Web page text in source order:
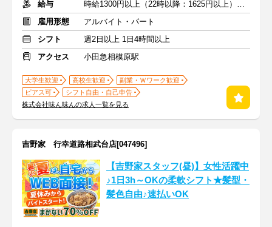
給与
時給1300円以上（22時以降：1625円以上）＋交通費支給
雇用形態
アルバイト・パート
シフト
週2日以上 1日4時間以上
アクセス
小田急相模原駅
大学生歓迎 高校生歓迎
副業・Ｗワーク歓迎
ピアス可
シフト自由・自己申告
株式会社味ん味んの求人一覧を見る
吉野家 行幸道路相武台店[047496]
【吉野家スタッフ(昼)】女性活躍中
♪1日3h～OKの柔軟シフト★髪型・
髪色自由♪速払いOK